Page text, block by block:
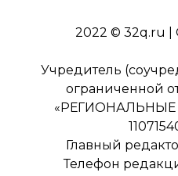
2022 © 32q.ru |
Учредитель
ограниченной
«РЕГИОНАЛЬНЫЕ
Главный
Телефон